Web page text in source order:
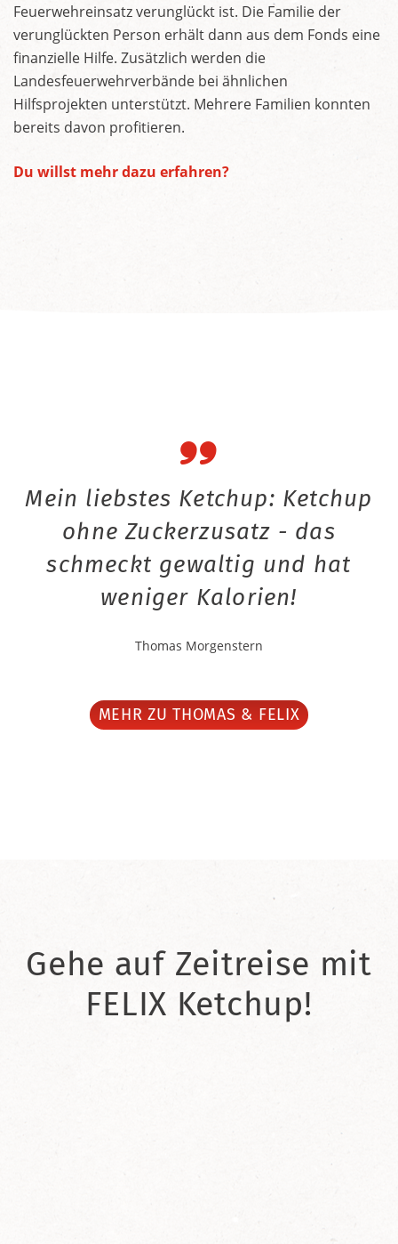
Feuerwehreinsatz verunglückt ist. Die Familie der
verunglückten Person erhält dann aus dem Fonds eine
finanzielle Hilfe. Zusätzlich werden die
Landesfeuerwehrverbände bei ähnlichen
Hilfsprojekten unterstützt. Mehrere Familien konnten
bereits davon profitieren.
Du willst mehr dazu erfahren?
Mein liebstes Ketchup: Ketchup
ohne Zuckerzusatz - das
schmeckt gewaltig und hat
weniger Kalorien!
Thomas Morgenstern
MEHR ZU THOMAS & FELIX
Gehe auf Zeitreise mit
FELIX Ketchup!